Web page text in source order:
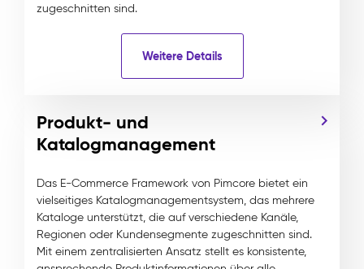
zugeschnitten sind.
Weitere Details
Produkt- und
Katalogmanagement
Das E-Commerce Framework von Pimcore bietet ein
vielseitiges Katalogmanagementsystem, das mehrere
Kataloge unterstützt, die auf verschiedene Kanäle,
Regionen oder Kundensegmente zugeschnitten sind.
Mit einem zentralisierten Ansatz stellt es konsistente,